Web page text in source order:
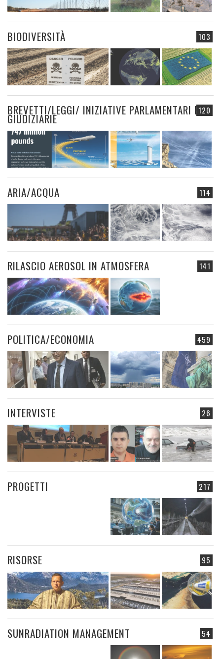
103
BIODIVERSITÀ
120
BREVETTI/LEGGI/ INIZIATIVE PARLAMENTARI E
GIUDIZIARIE
114
ARIA/ACQUA
141
RILASCIO AEROSOL IN ATMOSFERA
459
POLITICA/ECONOMIA
26
INTERVISTE
217
PROGETTI
95
RISORSE
54
SUNRADIATION MANAGEMENT